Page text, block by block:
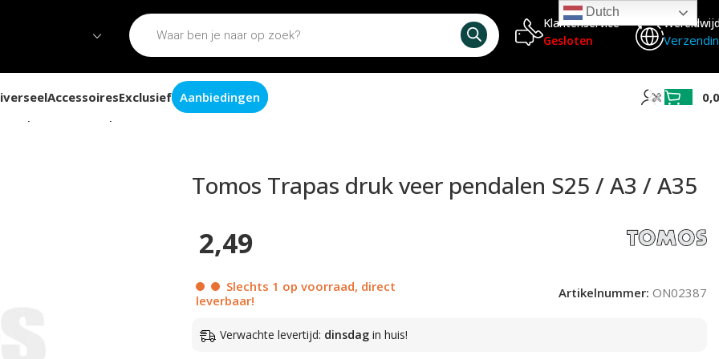
Klantenservice
Gesloten
AccessoiresExclusief Aanbiedingen
Trapas druk veer pendalen S25 / A3 / A35
Tomos Trapas druk veer pendalen S25 / A3 / A35
2,49
Slechts 1 op voorraad, direct
leverbaar!
Artikelnummer: ON02387
Verwachte levertijd: dinsdagin huis!
Dutch